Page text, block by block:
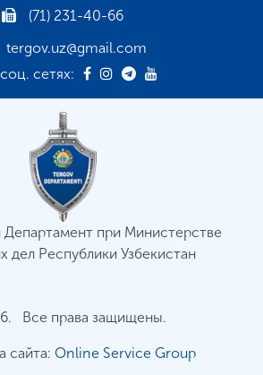
(71) 231-40-66
tergov.uz@gmail.com
сетях:
при Министерстве
дел Республики Узбекистан
Все права защищены.
сайта: Online Service Group